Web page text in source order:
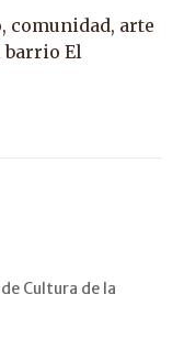
comunidad, arte
barrio El
Cultura de la